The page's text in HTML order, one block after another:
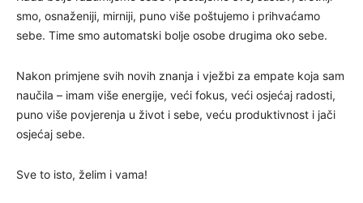
smo, osnaženiji, mirniji, puno više poštujemo i prihvaćamo
sebe. Time smo automatski bolje osobe drugima oko sebe.
Nakon primjene svih novih znanja i vježbi za empate koja sam
naučila – imam više energije, veći fokus, veći osjećaj radosti,
puno više povjerenja u život i sebe, veću produktivnost i jači
osjećaj sebe.
Sve to isto, želim i vama!